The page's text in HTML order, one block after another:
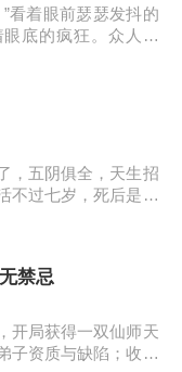
看着眼前瑟瑟发抖的
底的疯狂。众人皆
宝贝似的捧在手心。
可这位主子，替她撑
还给了她独一无二的
心里眼里都只容得下
一个姑娘，那姑娘
，五阴俱全，天生招
不过七岁，死后是要
。外婆为了救我，给
了安生日子，虽然后
禁忌
开局获得一双仙师天
子资质与缺陷；收徒